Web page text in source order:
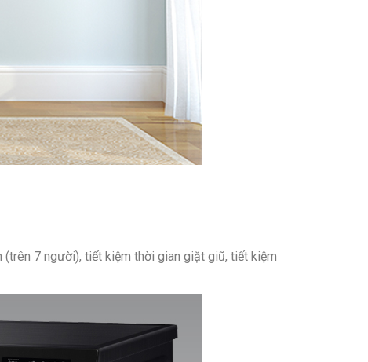
7 người), tiết kiệm thời gian giặt giũ, tiết kiệm